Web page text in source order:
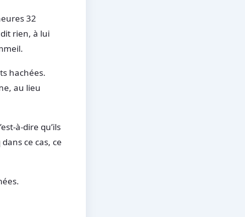
32
rien, à lui
hachées.
au lieu
à-dire qu’ils
ce cas, ce